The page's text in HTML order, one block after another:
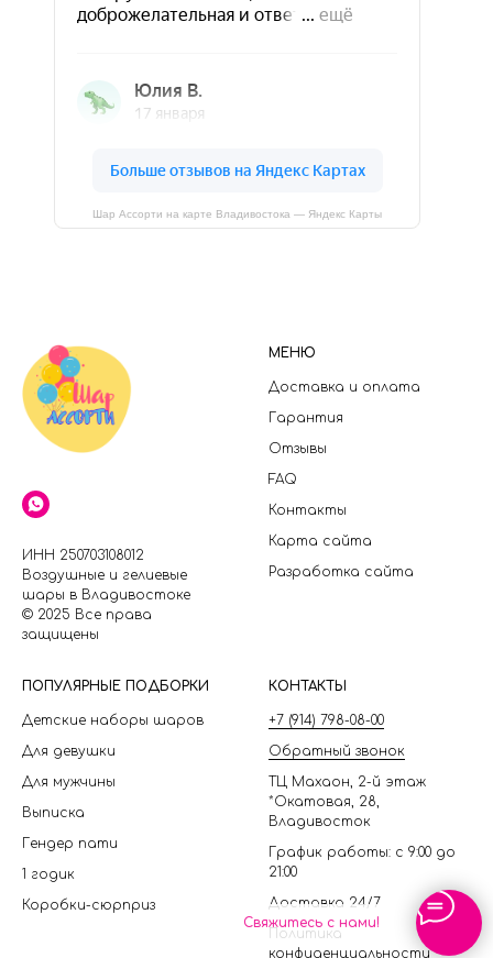
Свяжитесь с нами!
Шар Ассорти на карте Владивостока — Яндекс Карты
ИНН 250703108012
Воздушные и гелиевые
шары в Владивостоке
© 2025 Все права
защищены
МЕНЮ
Доставка и оплата
Гарантия
Отзывы
FAQ
Контакты
Карта сайта
Разработка сайта
ПОПУЛЯРНЫЕ ПОДБОРКИ
Детские наборы шаров
Для девушки
Для мужчины
Выписка
Гендер пати
1 годик
Коробки-сюрприз
КОНТАКТЫ
+7 (914) 798-08-00
Обратный звонок
ТЦ Махаон, 2-й этаж
*Окатовая, 28,
Владивосток
График работы: с 9:00 до
21:00
Доставка 24/7
Политика
конфиденциальности